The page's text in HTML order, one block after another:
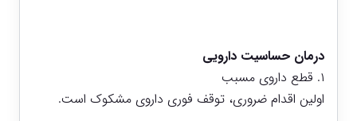
درمان حساسیت دارویی
۱. قطع داروی مسبب
اولین اقدام ضروری، توقف فوری داروی مشکوک است.